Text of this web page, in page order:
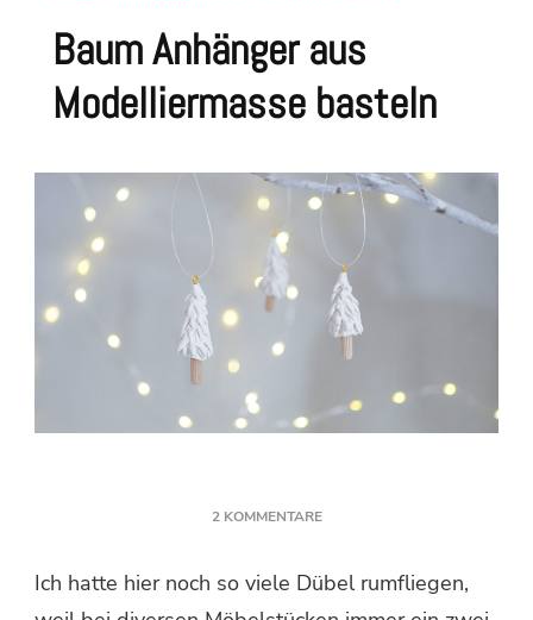
Baum Anhänger aus
Modelliermasse basteln
2 KOMMENTAREZU
AUS
MODELLIERMASSE
Ich hatte hier noch so viele Dübel rumfliegen,